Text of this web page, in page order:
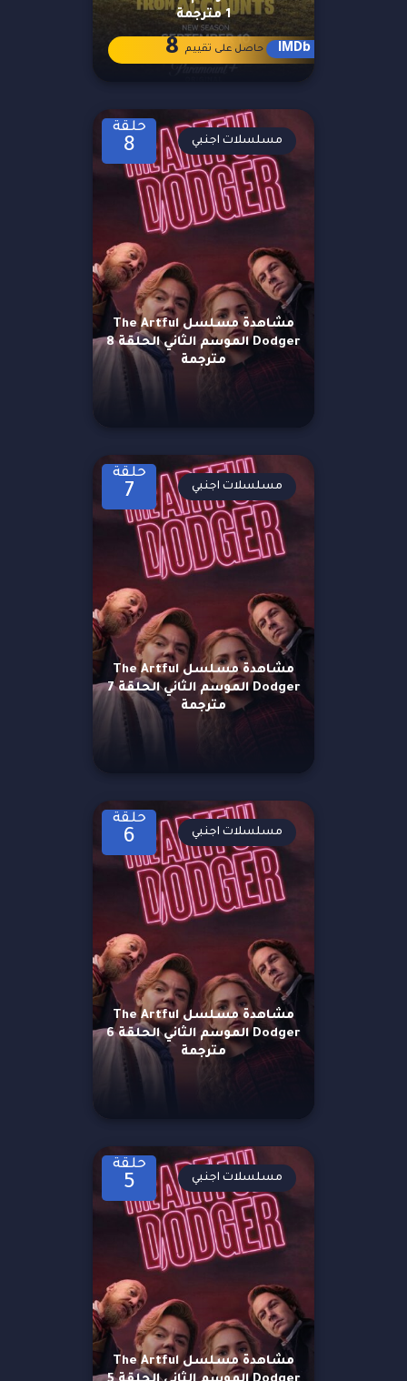
1 مترجمة
IMDb حاصل على تقييم 8
حلقة
8
مشاهدة مسلسل The Artful
Dodger الموسم الثاني الحلقة 8
مترجمة
مسلسلات اجنبي
حلقة
7
مشاهدة مسلسل The Artful
Dodger الموسم الثاني الحلقة 7
مترجمة
مسلسلات اجنبي
حلقة
6
مشاهدة مسلسل The Artful
Dodger الموسم الثاني الحلقة 6
مترجمة
مسلسلات اجنبي
حلقة
5
مشاهدة مسلسل The Artful
مسلسلات اجنبي